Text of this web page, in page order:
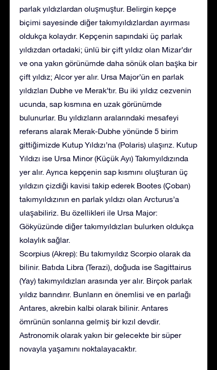
parlak yıldızlardan oluşmuştur. Belirgin kepçe
biçimi sayesinde diğer takımyıldızlardan ayırması
oldukça kolaydır. Kepçenin sapındaki üç parlak
yıldızdan ortadaki; ünlü bir çift yıldız olan Mizar’dır
ve ona yakın görünümde daha sönük olan başka bir
çift yıldız; Alcor yer alır. Ursa Major’ün en parlak
yıldızları Dubhe ve Merak’tır. Bu iki yıldız cezvenin
ucunda, sap kısmına en uzak görünümde
bulunurlar. Bu yıldızların aralarındaki mesafeyi
referans alarak Merak-Dubhe yönünde 5 birim
gittiğimizde Kutup Yıldızı’na (Polaris) ulaşırız. Kutup
Yıldızı ise Ursa Minor (Küçük Ayı) Takımyıldızında
yer alır. Ayrıca kepçenin sap kısmını oluşturan üç
yıldızın çizdiği kavisi takip ederek Bootes (Çoban)
takımyıldızının en parlak yıldızı olan Arcturus’a
ulaşabiliriz. Bu özellikleri ile Ursa Major:
Gökyüzünde diğer takımyıldızları bulurken oldukça
kolaylık sağlar.
Scorpius (Akrep): Bu takımyıldız Scorpio olarak da
bilinir. Batıda Libra (Terazi), doğuda ise Sagittairus
(Yay) takımyıldızları arasında yer alır. Birçok parlak
yıldız barındırır. Bunların en önemlisi ve en parlağı
Antares, akrebin kalbi olarak bilinir. Antares
ömrünün sonlarına gelmiş bir kızıl devdir.
Astronomik olarak yakın bir gelecekte bir süper
novayla yaşamını noktalayacaktır.